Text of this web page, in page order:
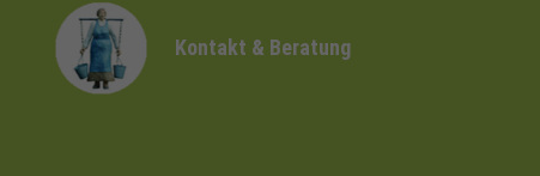
Kontakt & Beratung